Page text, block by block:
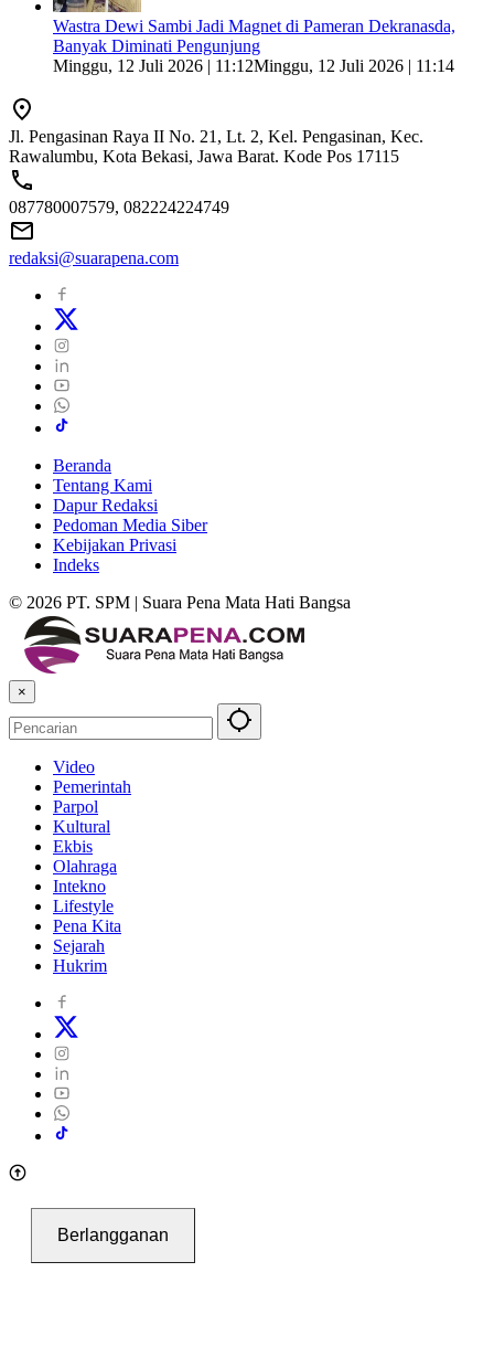
Wastra Dewi Sambi Jadi Magnet di Pameran Dekranasda,
Banyak Diminati Pengunjung
Minggu, 12 Juli 2026 | 11:12Minggu, 12 Juli 2026 | 11:14
Jl. Pengasinan Raya II No. 21, Lt. 2, Kel. Pengasinan, Kec.
Rawalumbu, Kota Bekasi, Jawa Barat. Kode Pos 17115
087780007579, 082224224749
redaksi@suarapena.com
Beranda
Tentang Kami
Dapur Redaksi
Pedoman Media Siber
Kebijakan Privasi
Indeks
© 2026 PT. SPM | Suara Pena Mata Hati Bangsa
×
Video
Pemerintah
Parpol
Kultural
Ekbis
Olahraga
Intekno
Lifestyle
Pena Kita
Sejarah
Hukrim
Berlangganan